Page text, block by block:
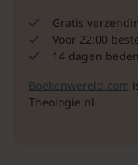
Gratis
Voor 22:00
14 dagen
Boekenwereld.com
Theologie.nl